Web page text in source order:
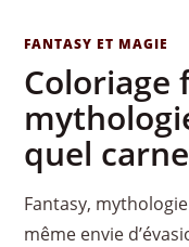
FANTASY ET MAGIE
Coloriage
quel
Fantasy,
même envie